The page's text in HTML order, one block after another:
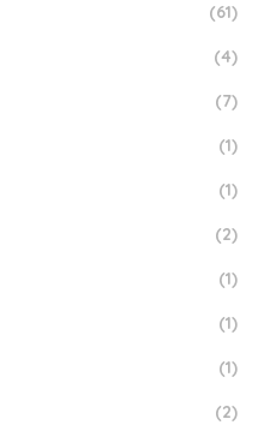
(61)
(4)
(7)
(1)
(1)
(2)
(1)
(1)
(1)
(2)